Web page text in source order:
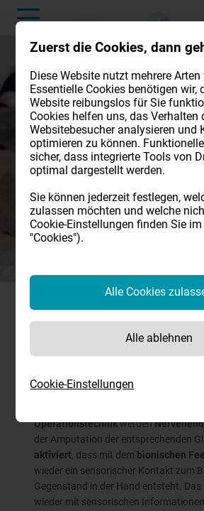
Bionische Prothesen
Doz. Dr. Gardetto hat zusammen mit
ihres verlorenen Fußes bzw. der
Operationstechnikwerden
der Amputation der entsprechenden
aktiviert , dass mit dem bionischen
wieder ein sensorischer Kontakt zum
Gegenstand in der Hand entsteht. Das
wieder mit sensorischen
Zuerst die Cookies, dann
Diese Website nutzt mehrere Arten
Essentielle Cookies benötigen wir,
Website reibungslos für Sie
Cookies helfen uns, das Verhalten
Websitebesucher analysieren und
optimieren zu können.
sicher, dass integrierte Tools von
optimal dargestellt werden.
Sie können jederzeit festlegen,
zulassen möchten und welche
Cookie-Einstellungen finden Sie
"Cookies").
Cookie-Einstellungen
Alle Cookies
Alle ablehnen